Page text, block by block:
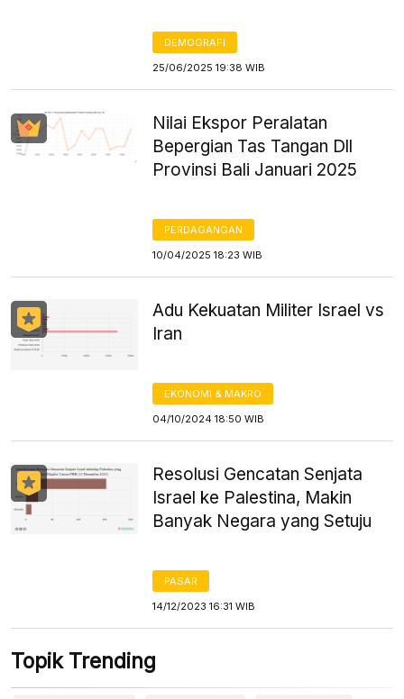
DEMOGRAFI
25/06/2025 19:38 WIB
Nilai Ekspor Peralatan
Bepergian Tas Tangan Dll
Provinsi Bali Januari 2025
PERDAGANGAN
10/04/2025 18:23 WIB
Adu Kekuatan Militer Israel vs
Iran
EKONOMI & MAKRO
04/10/2024 18:50 WIB
Resolusi Gencatan Senjata
Israel ke Palestina, Makin
Banyak Negara yang Setuju
PASAR
14/12/2023 16:31 WIB
Topik Trending